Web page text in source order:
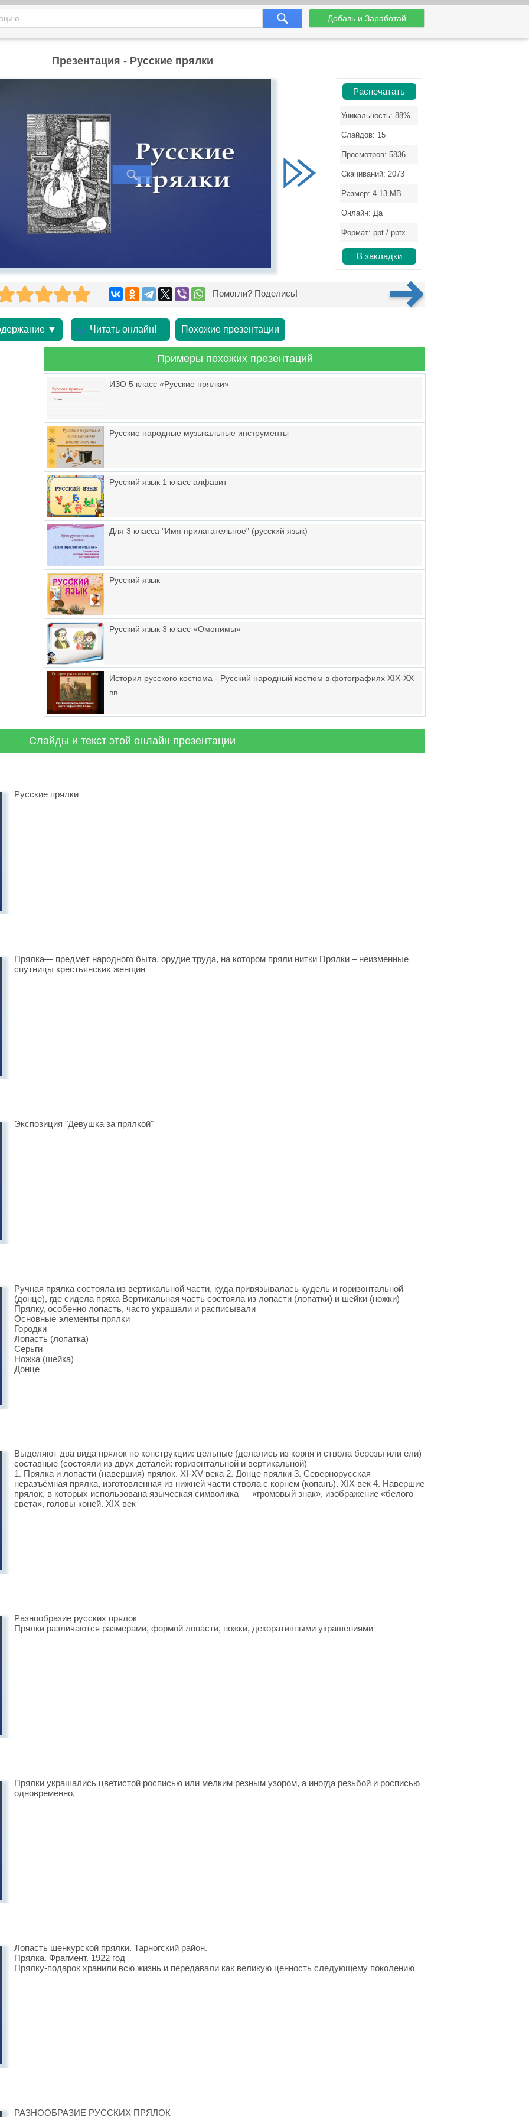
Добавь и Заработай
Презентация - Русские прялки
Распечатать
Уникальность: 88%
Слайдов: 15
Просмотров: 5836
Скачиваний: 2073
Размер: 4.13 MB
Онлайн: Да
Формат: ppt / pptx
В закладки
Помогли? Поделись!
▼ Читать онлайн! Похожие презентации
Примеры похожих презентаций
ИЗО 5 класс «Русские прялки»
Русские народные музыкальные инструменты
Русский язык 1 класс алфавит
Для 3 класса "Имя прилагательное" (русский язык)
Русский язык
Русский язык 3 класс «Омонимы»
История русского костюма - Русский народный костюм в фотографиях XIX-XX
вв.
Слайды и текст этой онлайн презентации
Русские прялки
Прялка— предмет народного быта, орудие труда, на котором пряли нитки Прялки – неизменные
спутницы крестьянских женщин
Экспозиция "Девушка за прялкой"
Ручная прялка состояла из вертикальной части, куда привязывалась кудель и горизонтальной
(донце), где сидела пряха Вертикальная часть состояла из лопасти (лопатки) и шейки (ножки)
Прялку, особенно лопасть, часто украшали и расписывали
Основные элементы прялки
Городки
Лопасть (лопатка)
Серьги
Ножка (шейка)
Донце
Выделяют два вида прялок по конструкции: цельные (делались из корня и ствола березы или ели)
составные (состояли из двух деталей: горизонтальной и вертикальной)
1. Прялка и лопасти (навершия) прялок. XI-XV века 2. Донце прялки 3. Севернорусская
неразъёмная прялка, изготовленная из нижней части ствола с корнем (копанъ). XIX век 4. Навершие
прялок, в которых использована языческая символика — «громовый знак», изображение «белого
света», головы коней. XIX век
Разнообразие русских прялок
Прялки различаются размерами, формой лопасти, ножки, декоративными украшениями
Прялки украшались цветистой росписью или мелким резным узором, а иногда резьбой и росписью
одновременно.
Лопасть шенкурской прялки. Тарногский район.
Прялка. Фрагмент. 1922 год
Прялку-подарок хранили всю жизнь и передавали как великую ценность следующему поколению
РАЗНООБРАЗИЕ РУССКИХ ПРЯЛОК